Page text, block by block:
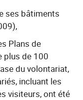
ses bâtiments
Plans de
plus de 100
du volontariat,
incluant les
visiteurs, ont été